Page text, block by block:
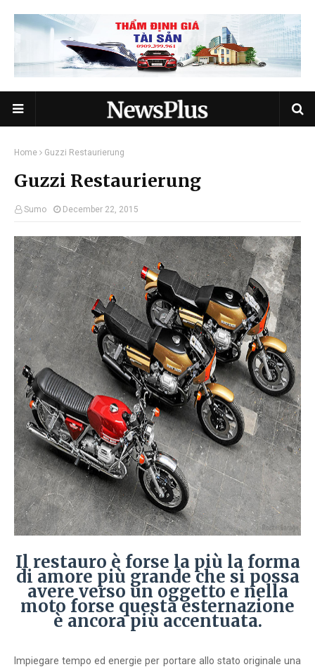
Home Guzzi Restaurierung
Guzzi Restaurierung
Sumo December 22, 2015
Il restauro è forse la più la forma
di amore più grande che si possa
avere verso un oggetto e nella
moto forse questa esternazione
è ancora più accentuata.
Impiegare tempo ed energie per portare allo stato originale una